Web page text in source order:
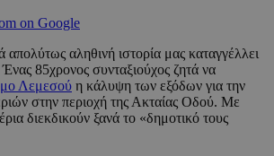
on Google
αληθινή ιστορία μας καταγγέλλει
85χρονος συνταξιούχος ζητά να
Λεμεσού η κάλυψη των εξόδων για την
στην περιοχή της Ακταίας Οδού. Με
διεκδικούν ξανά το «δημοτικό τους